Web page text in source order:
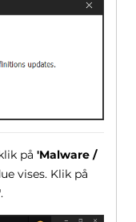
på 'Malware /
vises. Klik på
.